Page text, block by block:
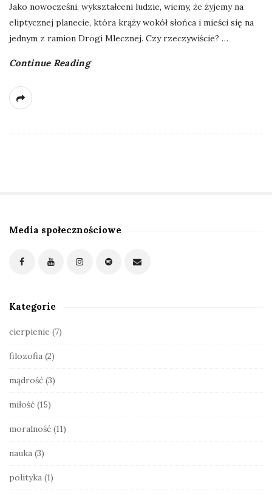
Jako nowocześni, wykształceni ludzie, wiemy, że żyjemy na
eliptycznej planecie, która krąży wokół słońca i mieści się na
jednym z ramion Drogi Mlecznej. Czy rzeczywiście? …
Continue Reading
S
d
a
Media społecznościowe
Kategorie
cierpienie (7)
filozofia (2)
mądrość (3)
miłość (15)
moralność (11)
nauka (3)
polityka (1)